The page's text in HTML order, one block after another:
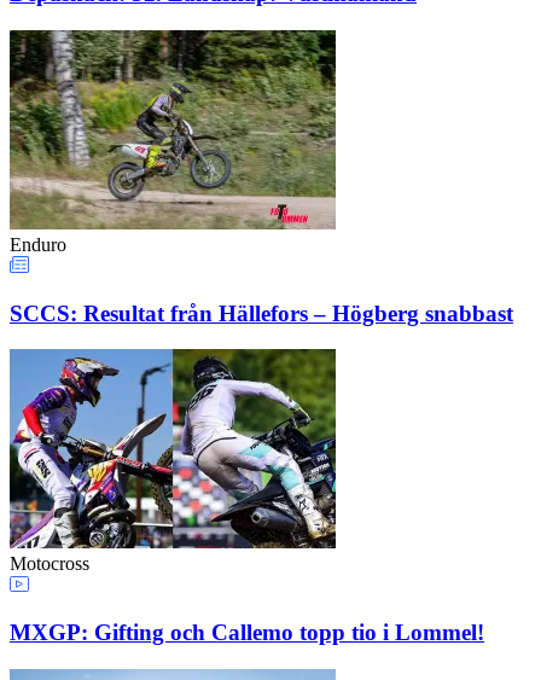
Enduro
SCCS: Resultat från Hällefors – Högberg snabbast
Motocross
MXGP: Gifting och Callemo topp tio i Lommel!